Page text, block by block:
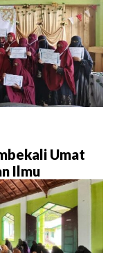
Umat
Ilmu